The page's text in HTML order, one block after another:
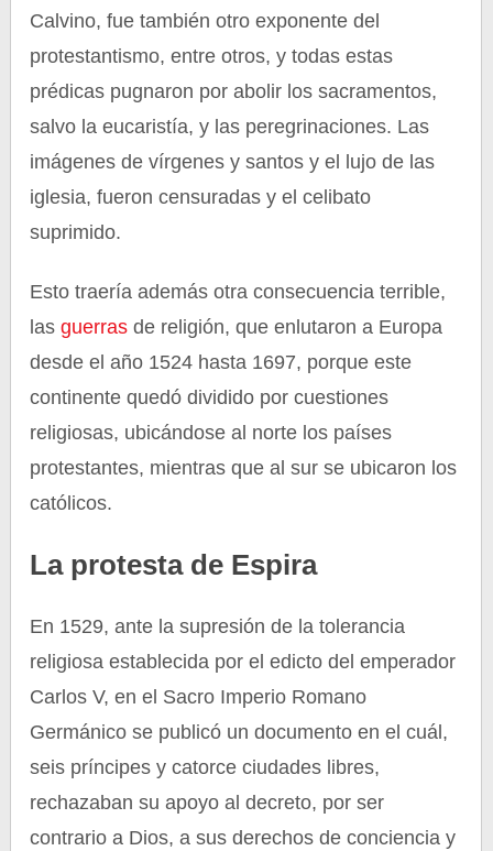
Calvino, fue también otro exponente del
protestantismo, entre otros, y todas estas
prédicas pugnaron por abolir los sacramentos,
salvo la eucaristía, y las peregrinaciones. Las
imágenes de vírgenes y santos y el lujo de las
iglesia, fueron censuradas y el celibato
suprimido.
Esto traería además otra consecuencia terrible,
lasguerras de religión, que enlutaron a Europa
desde el año 1524 hasta 1697, porque este
continente quedó dividido por cuestiones
religiosas, ubicándose al norte los países
protestantes, mientras que al sur se ubicaron los
católicos.
La protesta de Espira
En 1529, ante la supresión de la tolerancia
religiosa establecida por el edicto del emperador
Carlos V, en el Sacro Imperio Romano
Germánico se publicó un documento en el cuál,
seis príncipes y catorce ciudades libres,
rechazaban su apoyo al decreto, por ser
contrario a Dios, a sus derechos de conciencia y